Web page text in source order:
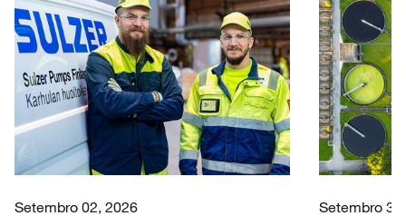
Setembro 02, 2026
Setembro